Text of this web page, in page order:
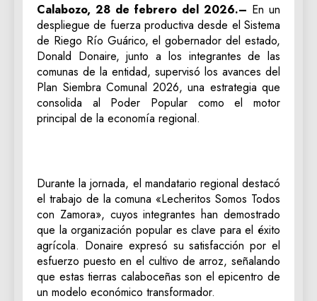
Calabozo, 28 de febrero del 2026.– En un
despliegue de fuerza productiva desde el Sistema
de Riego Río Guárico, el gobernador del estado,
Donald Donaire, junto a los integrantes de las
comunas de la entidad, supervisó los avances del
Plan Siembra Comunal 2026, una estrategia que
consolida al Poder Popular como el motor
principal de la economía regional.
‎Durante la jornada, el mandatario regional destacó
el trabajo de la comuna «Lecheritos Somos Todos
con Zamora», cuyos integrantes han demostrado
que la organización popular es clave para el éxito
agrícola. Donaire expresó su satisfacción por el
esfuerzo puesto en el cultivo de arroz, señalando
que estas tierras calaboceñas son el epicentro de
un modelo económico transformador.